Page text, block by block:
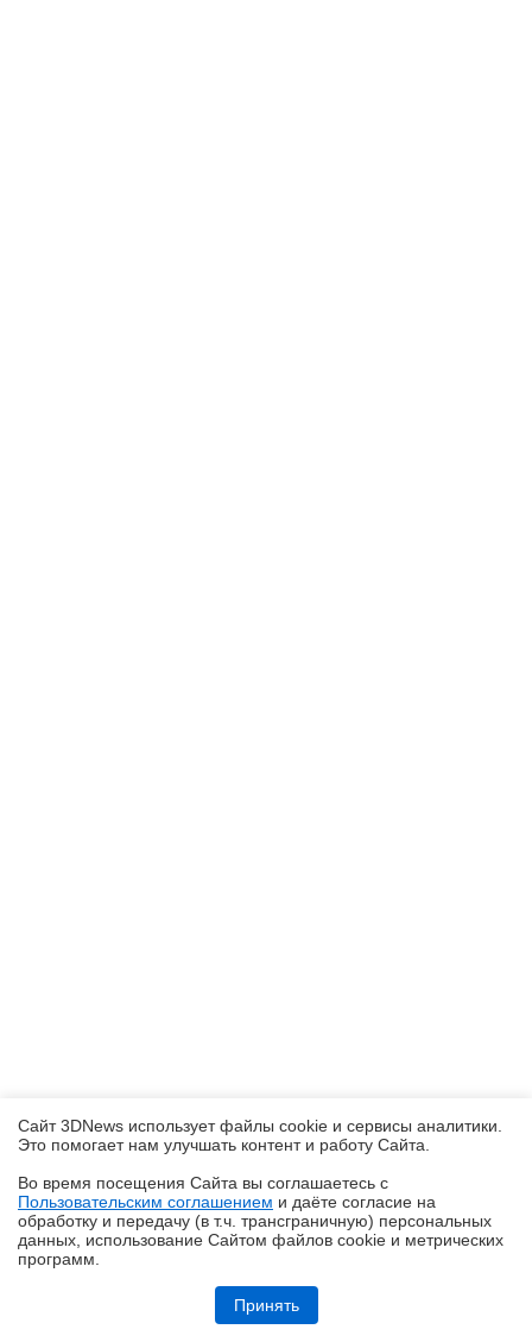
Обзор игрового QD-OLED WQHD-монитора Acer Predator X27U W1:
Сайт 3DNews использует файлы cookie и сервисы аналитики.
Это помогает нам улучшать контент и работу Cайта.
Во время посещения Cайта вы соглашаетесь с
Пользовательским соглашением и даёте согласие на
обработку и передачу (в т.ч. трансграничную) персональных
данных, использование Cайтом файлов cookie и метрических
программ.
Принять